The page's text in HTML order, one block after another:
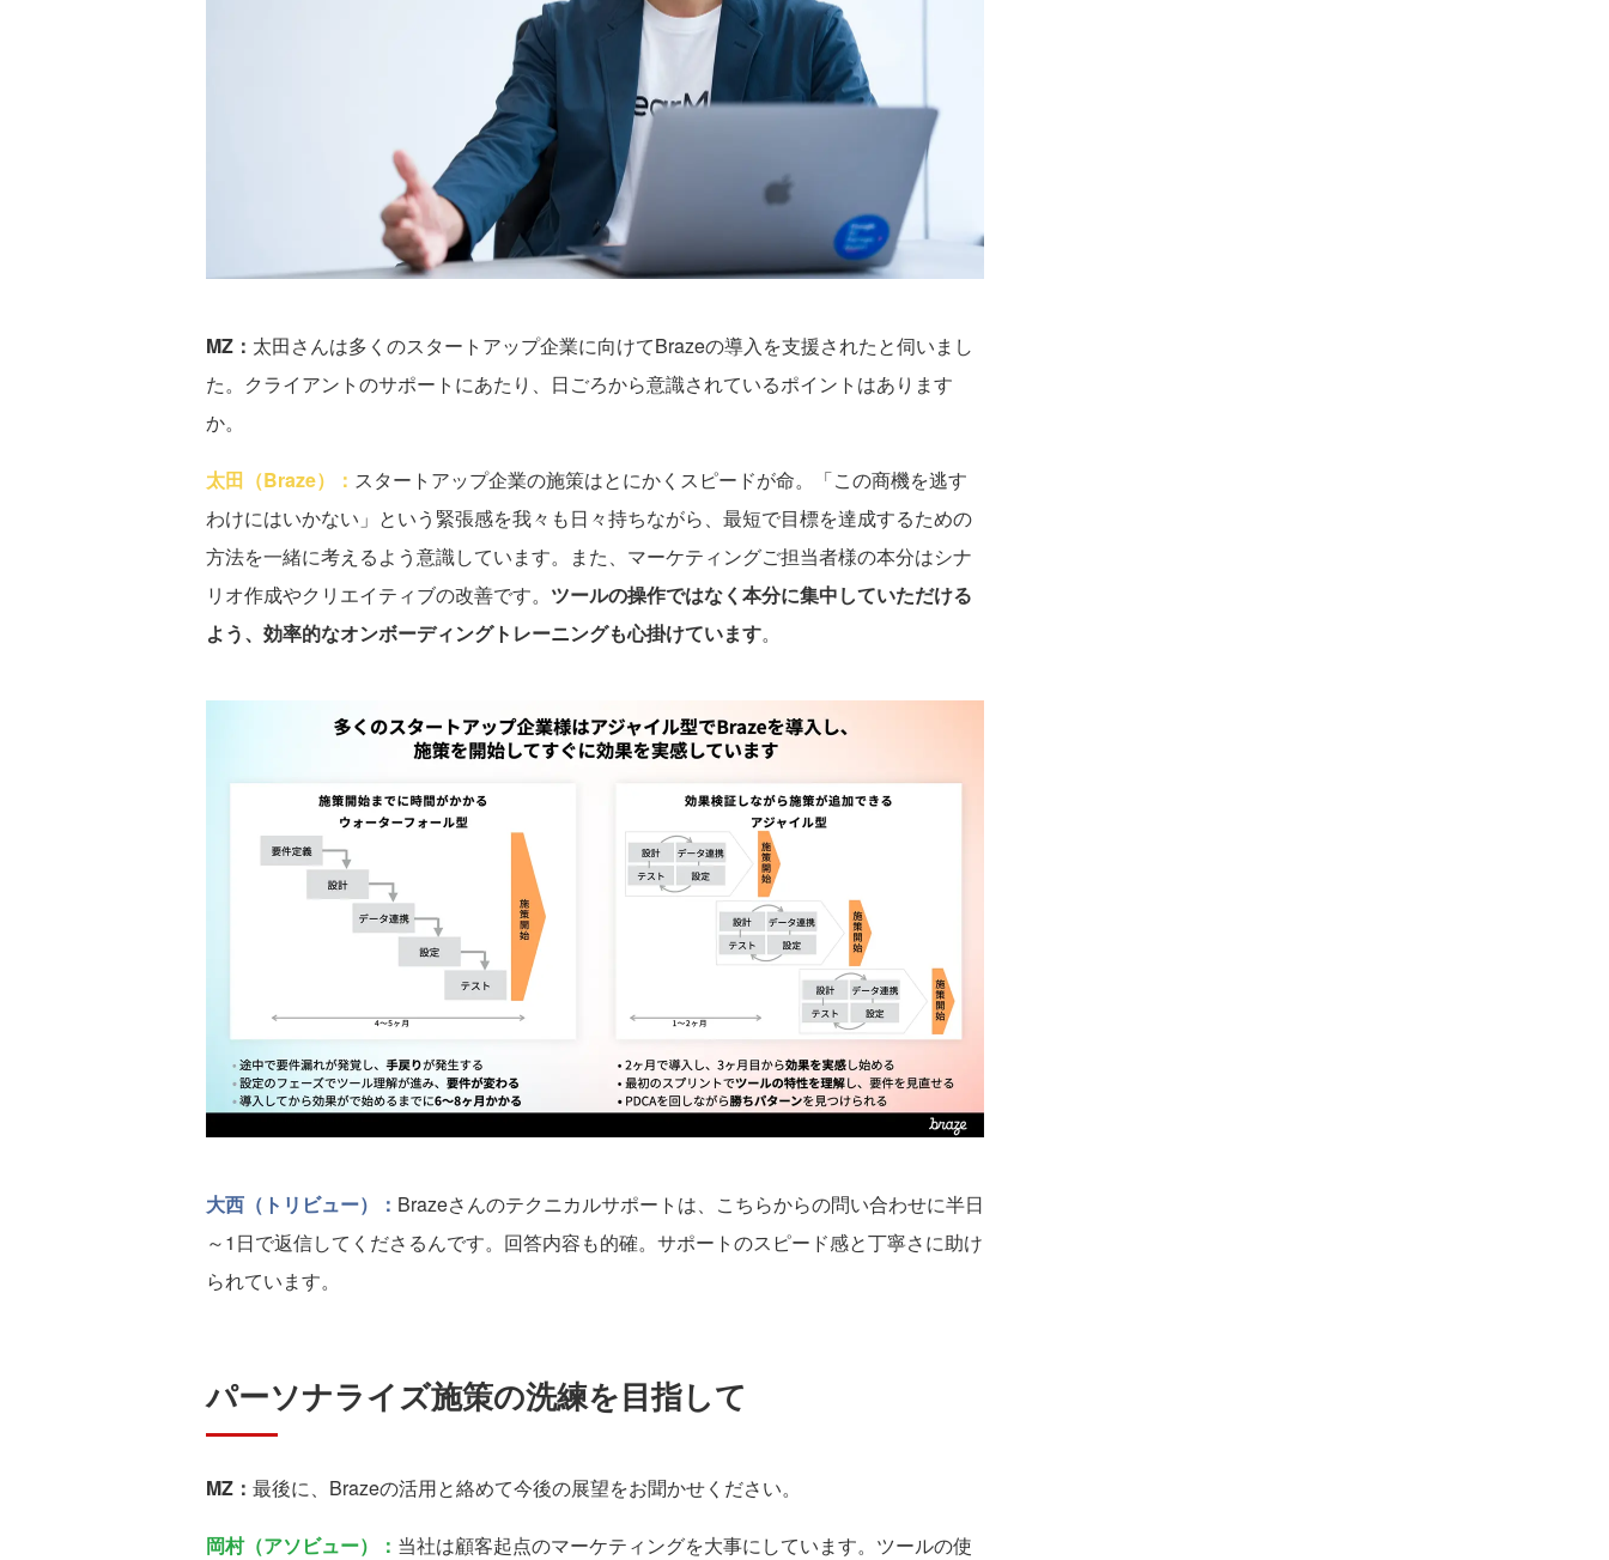
MZ： 太田さんは多くのスタートアップ企業に向けてBrazeの導入を支援されたと伺いまし
た。クライアントのサポートにあたり、日ごろから意識されているポイントはあります
か。
太田（Braze）： スタートアップ企業の施策はとにかくスピードが命。「この商機を逃す
わけにはいかない」という緊張感を我々も日々持ちながら、最短で目標を達成するための
方法を一緒に考えるよう意識しています。また、マーケティングご担当者様の本分はシナ
リオ作成やクリエイティブの改善です。 ツールの操作ではなく本分に集中していただける
よう、効率的なオンボーディングトレーニングも心掛けています。
大西（トリビュー）： Brazeさんのテクニカルサポートは、こちらからの問い合わせに半日
～1日で返信してくださるんです。回答内容も的確。サポートのスピード感と丁寧さに助け
られています。
パーソナライズ施策の洗練を目指して
MZ： 最後に、Brazeの活用と絡めて今後の展望をお聞かせください。
岡村（アソビュー）： 当社は顧客起点のマーケティングを大事にしています。ツールの使